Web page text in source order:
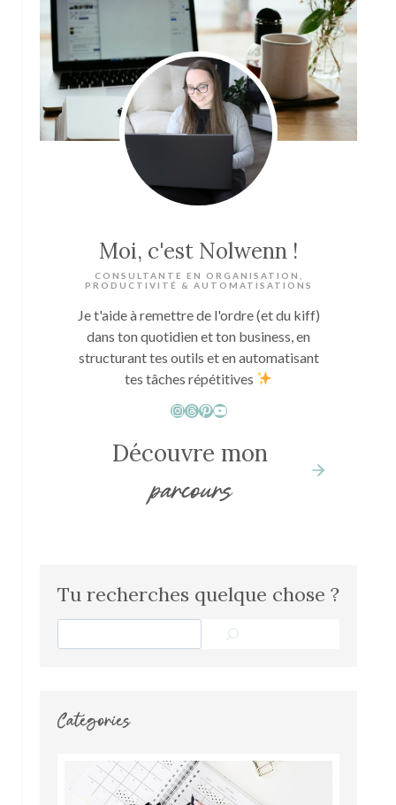
Moi, c'est Nolwenn !
CONSULTANTE EN ORGANISATION,
PRODUCTIVITÉ & AUTOMATISATIONS
Je t'aide à remettre de l'ordre (et du kiff)
dans ton quotidien et ton business, en
structurant tes outils et en automatisant
tes tâches répétitives
Instagram
Threads
Pinterest
YouTube
Découvre mon
parcours
Tu recherches quelque chose ?
Catégories